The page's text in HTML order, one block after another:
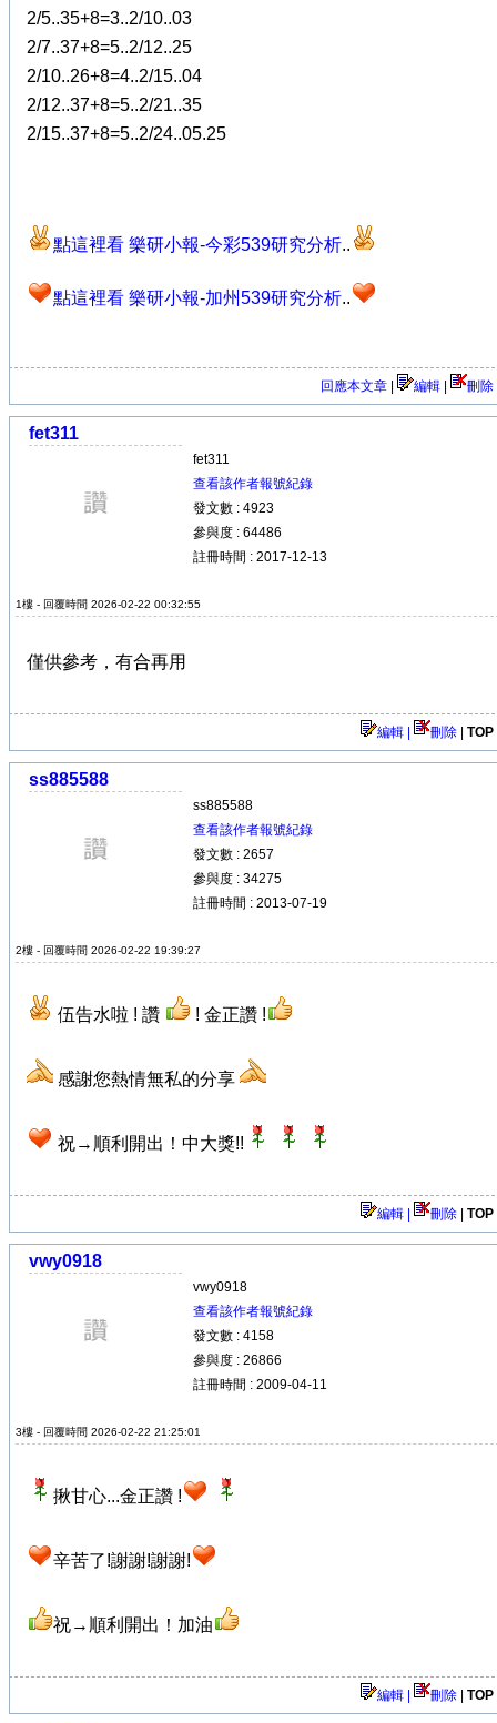
2/5..35+8=3..2/10..03
2/7..37+8=5..2/12..25
2/10..26+8=4..2/15..04
2/12..37+8=5..2/21..35
2/15..37+8=5..2/24..05.25
點這裡看 樂研小報-今彩539研究分析..
點這裡看 樂研小報-加州539研究分析..
回應本文章 編輯 刪除
fet311
fet311
查看該作者報號紀錄
發文數 : 4923
參與度 : 64486
註冊時間 : 2017-12-13
1樓 - 回覆時間 2026-02-22 00:32:55
僅供參考，有合再用
編輯 | 刪除 TOP
ss885588
ss885588
查看該作者報號紀錄
發文數 : 2657
參與度 : 34275
註冊時間 : 2013-07-19
2樓 - 回覆時間 2026-02-22 19:39:27
伍告水啦 ! 讚 ! 金正讚 !
感謝您熱情無私的分享
祝→順利開出！中大獎!!
編輯 | 刪除 TOP
vwy0918
vwy0918
查看該作者報號紀錄
發文數 : 4158
參與度 : 26866
註冊時間 : 2009-04-11
3樓 - 回覆時間 2026-02-22 21:25:01
揪甘心...金正讚 !
辛苦了!謝謝!謝謝!
祝→順利開出！加油
編輯 | 刪除 TOP